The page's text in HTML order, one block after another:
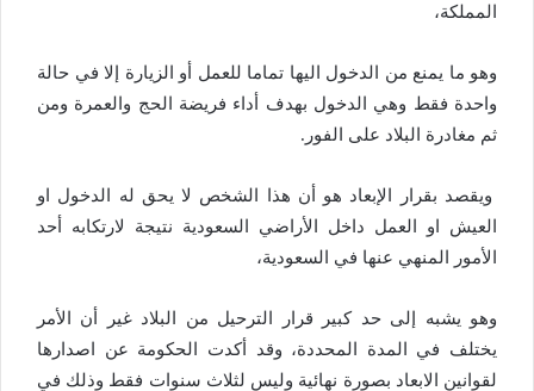
المملكة،
وهو ما يمنع من الدخول اليها تماما للعمل أو الزيارة إلا في حالة
واحدة فقط وهي الدخول بهدف أداء فريضة الحج والعمرة ومن
ثم مغادرة البلاد على الفور.
ويقصد بقرار الإبعاد هو أن هذا الشخص لا يحق له الدخول او
العيش او العمل داخل الأراضي السعودية نتيجة لارتكابه أحد
الأمور المنهي عنها في السعودية،
وهو يشبه إلى حد كبير قرار الترحيل من البلاد غير أن الأمر
يختلف في المدة المحددة، وقد أكدت الحكومة عن اصدارها
لقوانين الابعاد بصورة نهائية وليس لثلاث سنوات فقط وذلك في